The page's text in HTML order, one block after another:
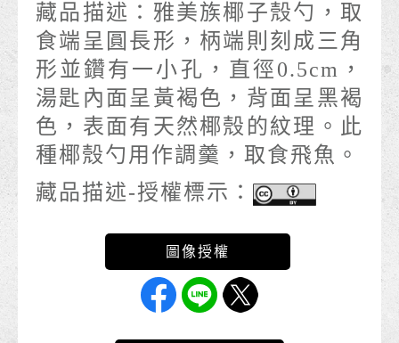
藏品描述： 雅美族椰子殼勺，取
食端呈圓長形，柄端則刻成三角
形並鑽有一小孔，直徑0.5cm，
湯匙內面呈黃褐色，背面呈黑褐
色，表面有天然椰殼的紋理。此
種椰殼勺用作調羹，取食飛魚。
藏品描述-授權標示：